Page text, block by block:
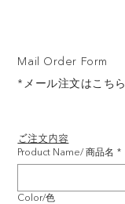
ご注文内容
Product Name/ 商品名 *
Color/色
Mail Order Form
*メール注文はこちら